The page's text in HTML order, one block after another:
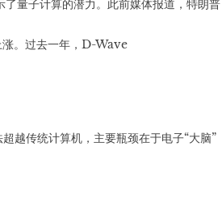
量子计算的潜力。此前媒体报道，特朗普
。过去一年，D-Wave
越传统计算机，主要瓶颈在于电子“大脑”